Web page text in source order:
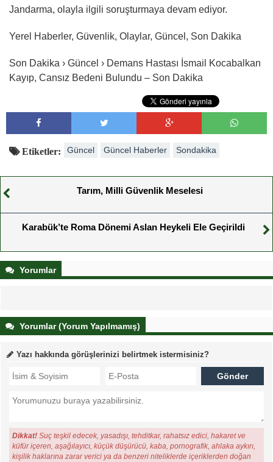
Jandarma, olayla ilgili soruşturmaya devam ediyor.
Yerel Haberler, Güvenlik, Olaylar, Güncel, Son Dakika
Son Dakika › Güncel › Demans Hastası İsmail Kocabalkan
Kayıp, Cansız Bedeni Bulundu – Son Dakika
Etiketler: Güncel Güncel Haberler Sondakika
Tarım, Milli Güvenlik Meselesi
Karabük’te Roma Dönemi Aslan Heykeli Ele Geçirildi
Yorumlar
Yorumlar (Yorum Yapılmamış)
Yazı hakkında görüşlerinizi belirtmek istermisiniz?
Dikkat! Suç teşkil edecek, yasadışı, tehditkar, rahatsız edici, hakaret ve
küfür içeren, aşağılayıcı, küçük düşürücü, kaba, pornografik, ahlaka aykırı,
kişilik haklarına zarar verici ya da benzeri niteliklerde içeriklerden doğan